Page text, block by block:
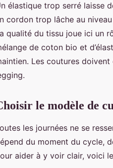
élastique trop serré laisse
cordon trop lâche au
qualité du tissu joue ici un
de coton bio et
Les coutures
le modèle de
les journées ne se
du moment du cycle,
aider à y voir clair, voici